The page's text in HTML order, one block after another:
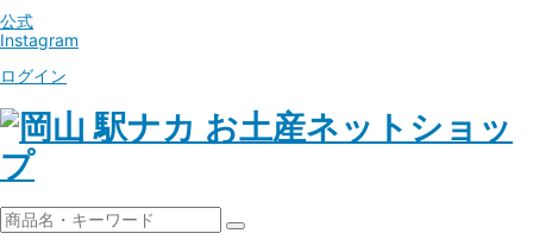
公式
Instagram
ログイン